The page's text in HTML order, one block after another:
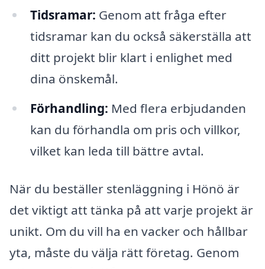
Tidsramar: Genom att fråga efter
tidsramar kan du också säkerställa att
ditt projekt blir klart i enlighet med
dina önskemål.
Förhandling: Med flera erbjudanden
kan du förhandla om pris och villkor,
vilket kan leda till bättre avtal.
När du beställer stenläggning i Hönö är
det viktigt att tänka på att varje projekt är
unikt. Om du vill ha en vacker och hållbar
yta, måste du välja rätt företag. Genom